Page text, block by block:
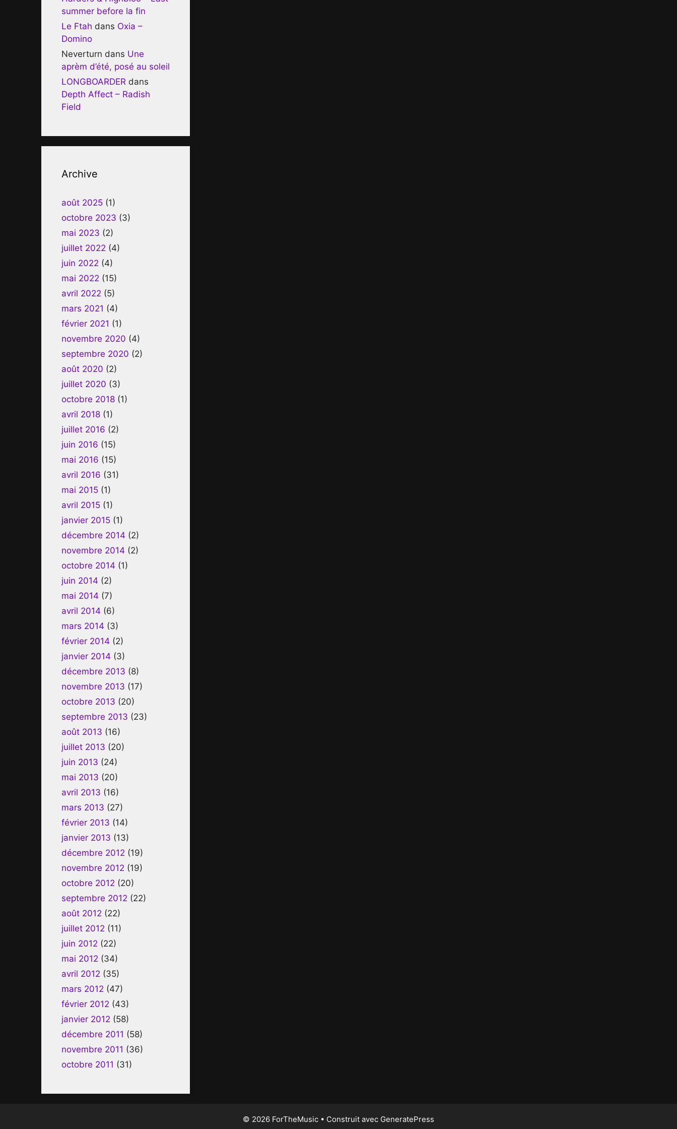
summer before la fin
Le Ftah dans Oxia –
Domino
Neverturn dans Une
aprèm d’été, posé au soleil
LONGBOARDER dans
Depth Affect – Radish
Field
Archive
août 2025 (1)
octobre 2023 (3)
mai 2023 (2)
juillet 2022 (4)
juin 2022 (4)
mai 2022 (15)
avril 2022 (5)
mars 2021 (4)
février 2021 (1)
novembre 2020 (4)
septembre 2020 (2)
août 2020 (2)
juillet 2020 (3)
octobre 2018 (1)
avril 2018 (1)
juillet 2016 (2)
juin 2016 (15)
mai 2016 (15)
avril 2016 (31)
mai 2015 (1)
avril 2015 (1)
janvier 2015 (1)
décembre 2014 (2)
novembre 2014 (2)
octobre 2014 (1)
juin 2014 (2)
mai 2014 (7)
avril 2014 (6)
mars 2014 (3)
février 2014 (2)
janvier 2014 (3)
décembre 2013 (8)
novembre 2013 (17)
octobre 2013 (20)
septembre 2013 (23)
août 2013 (16)
juillet 2013 (20)
juin 2013 (24)
mai 2013 (20)
avril 2013 (16)
mars 2013 (27)
février 2013 (14)
janvier 2013 (13)
décembre 2012 (19)
novembre 2012 (19)
octobre 2012 (20)
septembre 2012 (22)
août 2012 (22)
juillet 2012 (11)
juin 2012 (22)
mai 2012 (34)
avril 2012 (35)
mars 2012 (47)
février 2012 (43)
janvier 2012 (58)
décembre 2011 (58)
novembre 2011 (36)
octobre 2011 (31)
© 2026 ForTheMusic • Construit avec GeneratePress